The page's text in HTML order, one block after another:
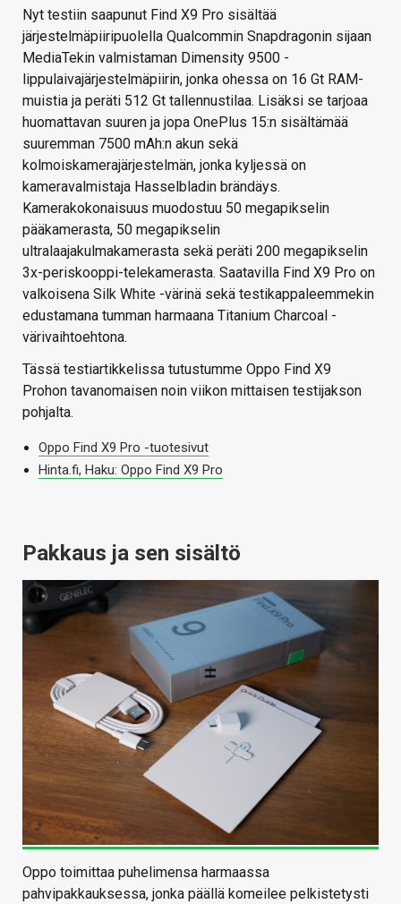
Nyt testiin saapunut Find X9 Pro sisältää
järjestelmäpiiripuolella Qualcommin Snapdragonin sijaan
MediaTekin valmistaman Dimensity 9500 -
lippulaivajärjestelmäpiirin, jonka ohessa on 16 Gt RAM-
muistia ja peräti 512 Gt tallennustilaa. Lisäksi se tarjoaa
huomattavan suuren ja jopa OnePlus 15:n sisältämää
suuremman 7500 mAh:n akun sekä
kolmoiskamerajärjestelmän, jonka kyljessä on
kameravalmistaja Hasselbladin brändäys.
Kamerakokonaisuus muodostuu 50 megapikselin
pääkamerasta, 50 megapikselin
ultralaajakulmakamerasta sekä peräti 200 megapikselin
3x-periskooppi-telekamerasta. Saatavilla Find X9 Pro on
valkoisena Silk White -värinä sekä testikappaleemmekin
edustamana tumman harmaana Titanium Charcoal -
värivaihtoehtona.
Tässä testiartikkelissa tutustumme Oppo Find X9
Prohon tavanomaisen noin viikon mittaisen testijakson
pohjalta.
Oppo Find X9 Pro -tuotesivut
Hinta.fi, Haku: Oppo Find X9 Pro
Pakkaus ja sen sisältö
Oppo toimittaa puhelimensa harmaassa
pahvipakkauksessa, jonka päällä komeilee pelkistetysti